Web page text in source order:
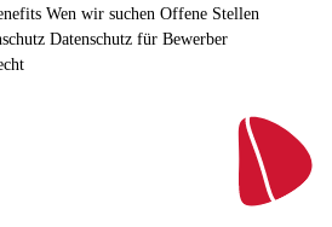
Wen wir suchen Offene Stellen
Datenschutz für Bewerber